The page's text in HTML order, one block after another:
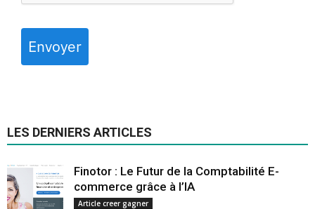
Envoyer
LES DERNIERS ARTICLES
Finotor : Le Futur de la Comptabilité E-
commerce grâce à l’IA
Article creer gagner